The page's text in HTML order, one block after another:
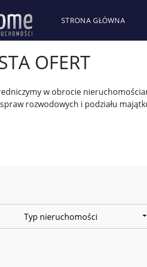
STRONA GŁÓWNA
OFERT
w obrocie
rozwodowych i podziału
Typ nieruchomości